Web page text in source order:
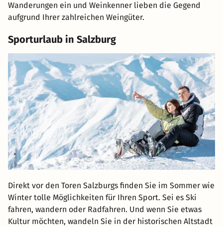
Wanderungen ein und Weinkenner lieben die Gegend
aufgrund Ihrer zahlreichen Weingüter.
Sporturlaub in Salzburg
Direkt vor den Toren Salzburgs finden Sie im Sommer wie
Winter tolle Möglichkeiten für Ihren Sport. Sei es Ski
fahren, wandern oder Radfahren. Und wenn Sie etwas
Kultur möchten, wandeln Sie in der historischen Altstadt